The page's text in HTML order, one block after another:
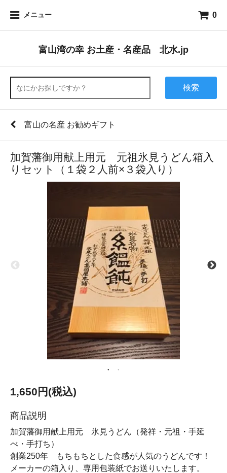
メニュー 0
富山湾の幸 お土産・名産品 北水.jp
検索
富山の名産 お勧めギフト
加賀藩御用献上用元 元祖氷見うどん箱入
りセット（１袋２人前×３袋入り）
1,650円(税込)
商品説明
加賀藩御用献上用元 氷見うどん（発祥・元祖・手延
べ・手打ち）
創業250年 もちもちとした食感が人気のうどんです！
メーカーの箱入り、専用包装紙でお送りいたします。